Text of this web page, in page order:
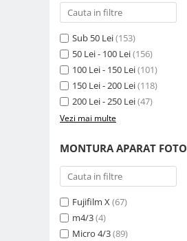
Curatare si intretinere
Blitz-uri TTL - Dedicate
Compatibil Sony
Blitz-uri circulare (Macro)
Adaptoare stativ port umbrela si
Comander TTL
Cabluri TTL
Cabluri si Patine Sincron
Alimentare auxiliara blitz
Protectie patina apa, ploaie
Sub 50 Lei(153)
50 Lei - 100 Lei(156)
100 Lei - 150 Lei(101)
150 Lei - 200 Lei(118)
200 Lei - 250 Lei(47)
Vezi mai multe
MONTURA APARAT FOTO
Fujifilm X(67)
m4/3(4)
Micro 4/3(89)